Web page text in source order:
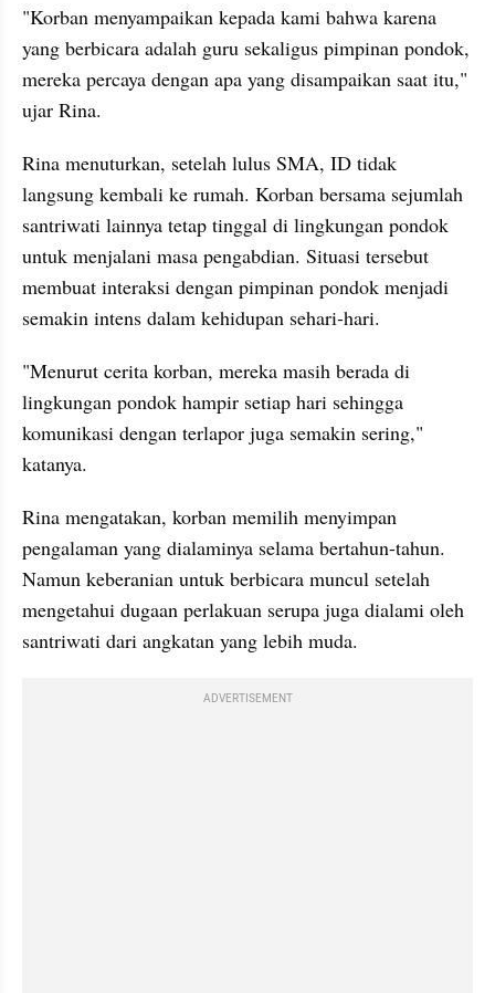
"Korban menyampaikan kepada kami bahwa karena
yang berbicara adalah guru sekaligus pimpinan pondok,
mereka percaya dengan apa yang disampaikan saat itu,"
ujar Rina.
Rina menuturkan, setelah lulus SMA, ID tidak
langsung kembali ke rumah. Korban bersama sejumlah
santriwati lainnya tetap tinggal di lingkungan pondok
untuk menjalani masa pengabdian. Situasi tersebut
membuat interaksi dengan pimpinan pondok menjadi
semakin intens dalam kehidupan sehari-hari.
"Menurut cerita korban, mereka masih berada di
lingkungan pondok hampir setiap hari sehingga
komunikasi dengan terlapor juga semakin sering,"
katanya.
Rina mengatakan, korban memilih menyimpan
pengalaman yang dialaminya selama bertahun-tahun.
Namun keberanian untuk berbicara muncul setelah
mengetahui dugaan perlakuan serupa juga dialami oleh
santriwati dari angkatan yang lebih muda.
ADVERTISEMENT